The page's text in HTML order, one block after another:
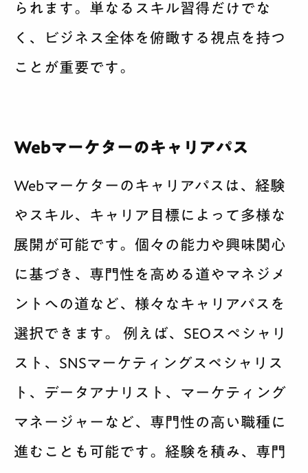
られます。単なるスキル習得だけでな
く、ビジネス全体を俯瞰する視点を持つ
ことが重要です。
Webマーケターのキャリアパス
Webマーケターのキャリアパスは、経験
やスキル、キャリア目標によって多様な
展開が可能です。個々の能力や興味関心
に基づき、専門性を高める道やマネジメ
ントへの道など、様々なキャリアパスを
選択できます。 例えば、SEOスペシャリ
スト、SNSマーケティングスペシャリス
ト、データアナリスト、マーケティング
マネージャーなど、専門性の高い職種に
進むことも可能です。経験を積み、専門